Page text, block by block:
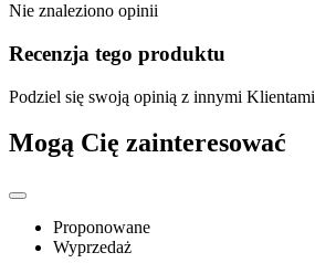
Nie znaleziono opinii
Recenzja tego produktu
Podziel się swoją opinią z innymi Klientami
Mogą Cię zainteresować
Proponowane
Wyprzedaż